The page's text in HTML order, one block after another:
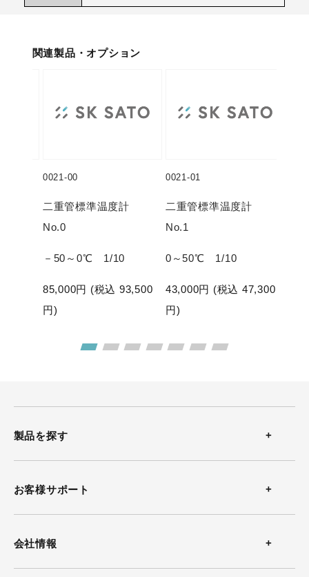
関連製品・オプション
0021-00
二重管標準温度計
No.0
－50～0℃ 1/10
85,000円 (税込 93,500
円)
0021-01
二重管標準温度計
No.1
0～50℃ 1/10
43,000円 (税込 47,300
円)
会社情報
お客様サポート
製品を探す